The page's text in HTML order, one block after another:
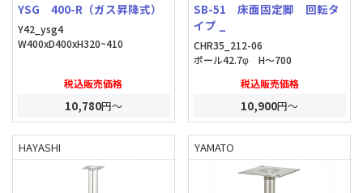
YSG 400-R（ガス昇降式）
Y42_ysg4
W400xD400xH320~410
税込販売価格
10,780円～
SB-51 床面固定脚 回転タ
イプ _
CHR35_212-06
ポール42.7φ H～700
税込販売価格
10,900円～
HAYASHI YAMATO